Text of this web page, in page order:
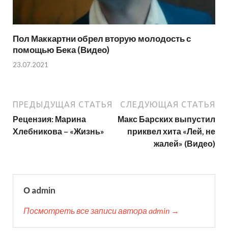
Пол Маккартни обрел вторую молодость с
помощью Бека (Видео)
23.07.2021
ПРЕДЫДУЩАЯ СТАТЬЯ
Рецензия: Марина
Хлебникова – «Жизнь»
СЛЕДУЮЩАЯ СТАТЬЯ
Макс Барских выпустил
приквел хита «Лей, не
жалей» (Видео)
О admin
Посмотреть все записи автора admin →